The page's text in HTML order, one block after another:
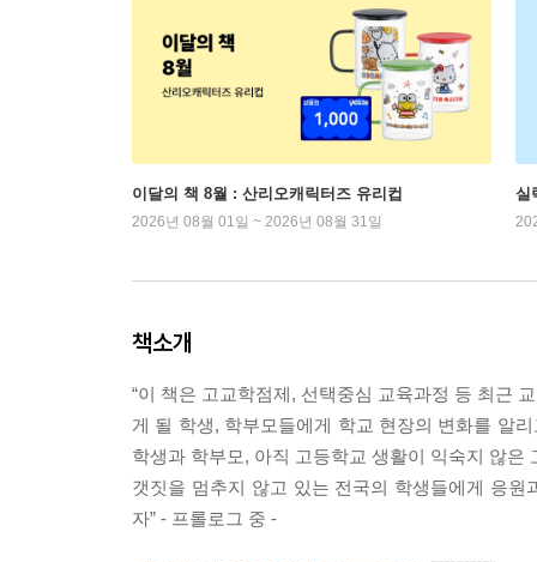
이달의 책 8월 : 산리오캐릭터즈 유리컵
2026년 08월 01일 ~ 2026년 08월 31일
실
책소개
“이 책은 고교학점제, 선택중심 교육과정 등 최근
게 될 학생, 학부모들에게 학교 현장의 변화를 알
학생과 학부모, 아직 고등학교 생활이 익숙지 않
갯짓을 멈추지 않고 있는 전국의 학생들에게 응
자” - 프롤로그 중 -